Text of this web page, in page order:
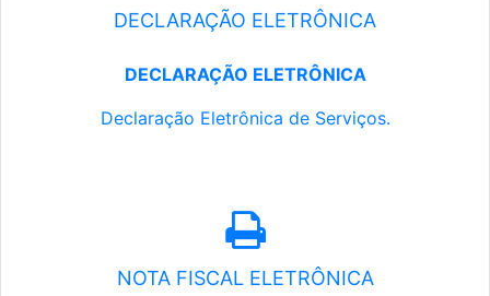
DECLARAÇÃO ELETRÔNICA
DECLARAÇÃO ELETRÔNICA
Declaração Eletrônica de Serviços.
NOTA FISCAL ELETRÔNICA